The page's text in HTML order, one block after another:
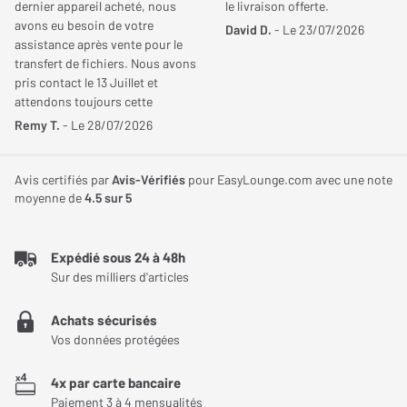
musicalité
La bobine de laGrado Platinum 3
La marque Grado associe les techniques de bobinage à son
savoir-faire pour monter cette enceinte moderne. Ce fabricant
américain vous propose de découvrir un équilibre subtil entre
Le diamant de laGrado Platinum 3 se pose sur un cantilever OTL.
Grâce à cette technologie, cette
dernier se compose de diverses sections faites dans différents
alliages. Ces sections s’emboîtent entre elles et le tout est
solidarisé. L’ensemble est habillé d’un revêtement conçu par
Grado pour absorber toutes les résonances.
La
spacieuse. Cette cellule hi-fiest associable aux pré-ampli phono
Mesures
Réponse en fréquence
Min.
Réponse en fréquence
Séparation des canaux
dernier appareil acheté, nous
avons eu besoin de votre
assistance après vente pour le
transfert de fichiers. Nous avons
pris contact le 13 Juillet et
attendons toujours cette
aide!!!!. Cordialement
Remy T. - Le 28/07/2026
le livraison offerte.
David D. - Le 23/07/2026
Avis certifiés parAvis-Vérifiés pour EasyLounge.com avec une note
moyenne de4.5sur 5
Expédié sous 24 à 48h
Sur des milliers d'articles
Achats sécurisés
Vos données protégées
4x par carte bancaire
Paiement 3 à 4 mensualités